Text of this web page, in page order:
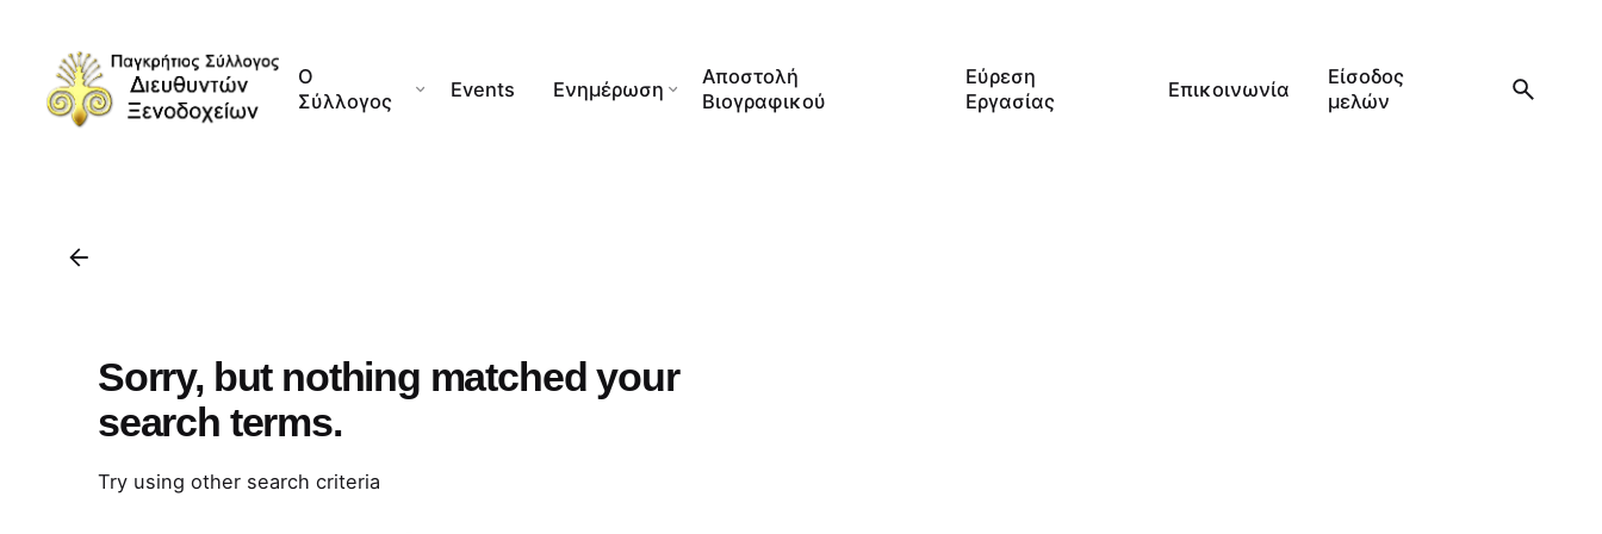
content
Ο
Σύλλογος
Events Ενημέρωση
Αποστολή
Βιογραφικού
Εύρεση
Εργασίας
Επικοινωνία
Είσοδος
μελών
Sorry, but nothing matched your
search terms.
Try using other search criteria